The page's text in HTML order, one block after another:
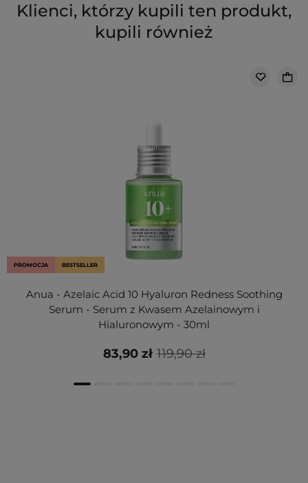
Klienci, którzy kupili ten produkt,
kupili również
PROMOCJA BESTSELLER
Anua - Azelaic Acid 10 Hyaluron Redness Soothing
Serum - Serum z Kwasem Azelainowym i
Hialuronowym - 30ml
119,90 zł
83,90 zł